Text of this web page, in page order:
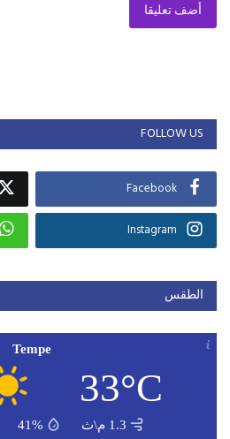
أضف تعليقا
FOLLOW US
Facebook
Instagram
الطقس
Tempe
33°C
1.3 م\ث 41%